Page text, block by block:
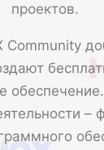
проектов.
Community
–